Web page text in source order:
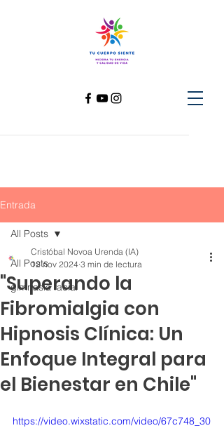
Entrada
All Posts
gimnasia facial
All Posts
"Superando la
Fibromialgia con
Hipnosis Clínica: Un
Enfoque Integral para
el Bienestar en Chile"
Cristóbal Novoa Urenda (IA)
12 nov 2024 3 min de lectura
https://video.wixstatic.com/video/67c748_30